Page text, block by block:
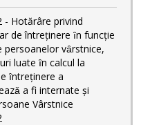
- Hotărâre privind
de întreţinere ȋn funcție
persoanelor vȃrstnice,
luate ȋn calcul la
ȋntreținere a
a fi internate și
Vârstnice